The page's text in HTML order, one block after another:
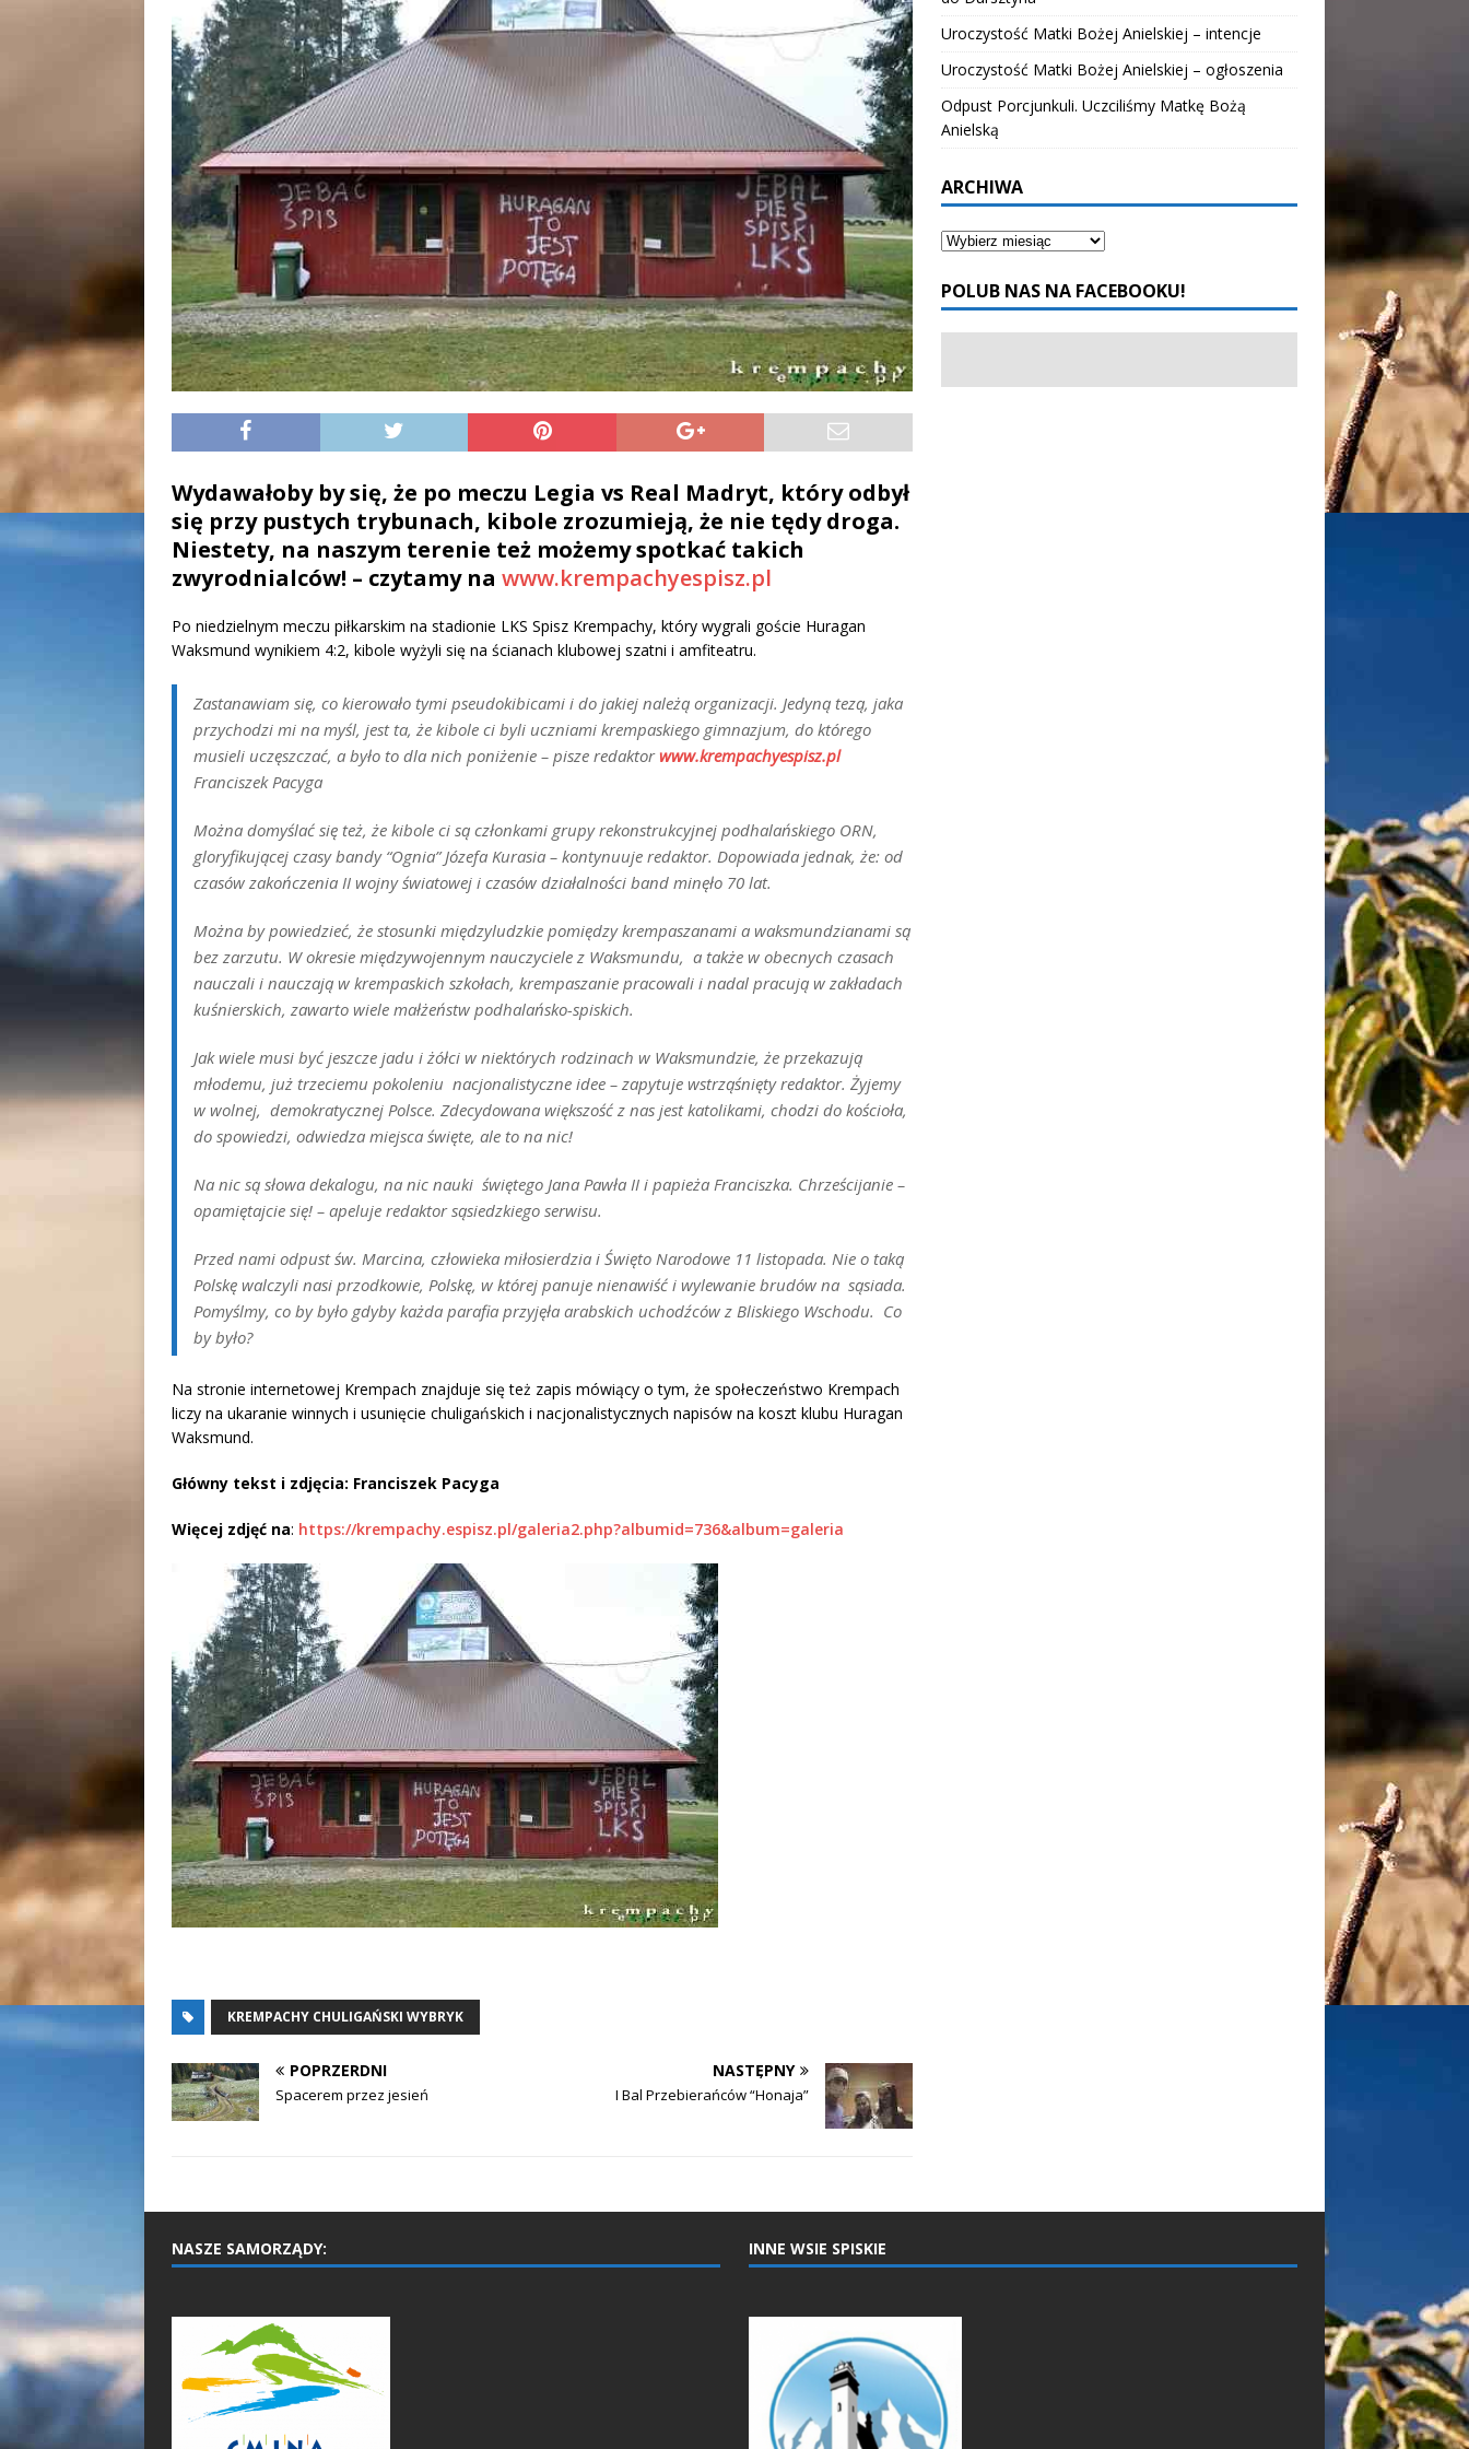
Wydawałoby by się, że po meczu Legia vs Real Madryt, który odbył
się przy pustych trybunach, kibole zrozumieją, że nie tędy droga.
Niestety, na naszym terenie też możemy spotkać takich
zwyrodnialców! – czytamy na www.krempachyespisz.pl
Po niedzielnym meczu piłkarskim na stadionie LKS Spisz Krempachy, który wygrali goście Huragan
Waksmund wynikiem 4:2, kibole wyżyli się na ścianach klubowej szatni i amfiteatru.
Zastanawiam się, co kierowało tymi pseudokibicami i do jakiej należą organizacji. Jedyną tezą, jaka
przychodzi mi na myśl, jest ta, że kibole ci byli uczniami krempaskiego gimnazjum, do którego
musieli uczęszczać, a było to dla nich poniżenie – pisze redaktor www.krempachyespisz.pl
Franciszek Pacyga
Można domyślać się też, że kibole ci są członkami grupy rekonstrukcyjnej podhalańskiego ORN,
gloryfikującej czasy bandy “Ognia” Józefa Kurasia – kontynuuje redaktor. Dopowiada jednak, że: od
czasów zakończenia II wojny światowej i czasów działalności band minęło 70 lat.
Można by powiedzieć, że stosunki międzyludzkie pomiędzy krempaszanami a waksmundzianami są
bez zarzutu. W okresie międzywojennym nauczyciele z Waksmundu, a także w obecnych czasach
nauczali i nauczają w krempaskich szkołach, krempaszanie pracowali i nadal pracują w zakładach
kuśnierskich, zawarto wiele małżeństw podhalańsko-spiskich.
Jak wiele musi być jeszcze jadu i żółci w niektórych rodzinach w Waksmundzie, że przekazują
młodemu, już trzeciemu pokoleniu nacjonalistyczne idee – zapytuje wstrząśnięty redaktor. Żyjemy
w wolnej, demokratycznej Polsce. Zdecydowana większość z nas jest katolikami, chodzi do kościoła,
do spowiedzi, odwiedza miejsca święte, ale to na nic!
Na nic są słowa dekalogu, na nic nauki świętego Jana Pawła II i papieża Franciszka. Chrześcijanie –
opamiętajcie się! – apeluje redaktor sąsiedzkiego serwisu.
Przed nami odpust św. Marcina, człowieka miłosierdzia i Święto Narodowe 11 listopada. Nie o taką
Polskę walczyli nasi przodkowie, Polskę, w której panuje nienawiść i wylewanie brudów na sąsiada.
Pomyślmy, co by było gdyby każda parafia przyjęła arabskich uchodźców z Bliskiego Wschodu. Co
by było?
Na stronie internetowej Krempach znajduje się też zapis mówiący o tym, że społeczeństwo Krempach
liczy na ukaranie winnych i usunięcie chuligańskich i nacjonalistycznych napisów na koszt klubu Huragan
Waksmund.
Główny tekst i zdjęcia: Franciszek Pacyga
Więcej zdjęć na: https://krempachy.espisz.pl/galeria2.php?albumid=736&album=galeria
KREMPACHY CHULIGAŃSKI WYBRYK
POPRZERDNI
Spacerem przez jesień
NASTĘPNY
I Bal Przebierańców “Honaja”
Uroczystość Matki Bożej Anielskiej – intencje
Uroczystość Matki Bożej Anielskiej – ogłoszenia
Odpust Porcjunkuli. Uczciliśmy Matkę Bożą
Anielską
ARCHIWA
POLUB NAS NA FACEBOOKU!
NASZE SAMORZĄDY: INNE WSIE SPISKIE